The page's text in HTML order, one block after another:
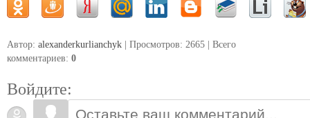
Автор: alexanderkurlianchyk | Просмотров: 2665 | Всего
комментариев: 0
Войдите: